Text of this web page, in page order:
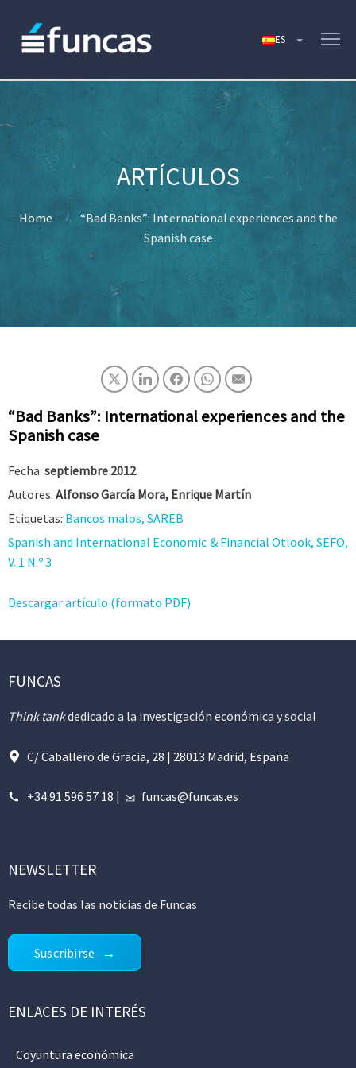
Home
“Bad Banks”: International experiences and the
Spanish case
“Bad Banks”: International experiences and the
Spanish case
Fecha: septiembre 2012
Autores: Alfonso García Mora, Enrique Martín
Etiquetas: Bancos malos, SAREB
Spanish and International Economic & Financial Otlook, SEFO,
V. 1 N.º 3
Descargar artículo (formato PDF)
FUNCAS
Think tankdedicado a la investigación económica y social
C/ Caballero de Gracia, 28 | 28013 Madrid, España
+34 91 596 57 18 | funcas@funcas.es
NEWSLETTER
Recibe todas las noticias de Funcas
Suscribirse
ENLACES DE INTERÉS
Coyuntura económica